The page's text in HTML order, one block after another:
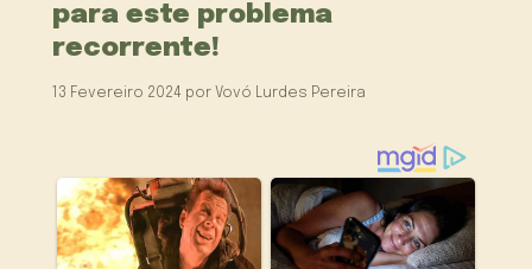
para este problema
recorrente!
13 Fevereiro 2024 por Vovó Lurdes Pereira